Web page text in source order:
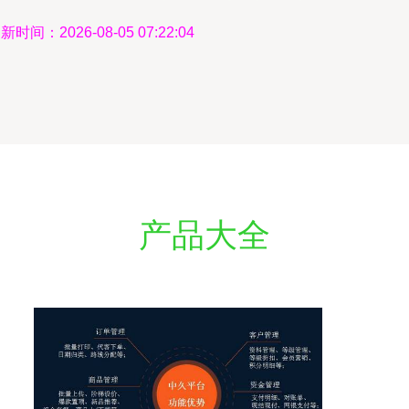
时间：2026-08-05 07:22:04
产品大全